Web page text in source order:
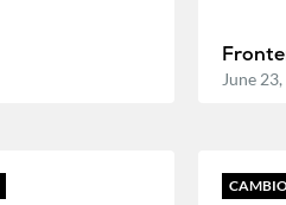
June